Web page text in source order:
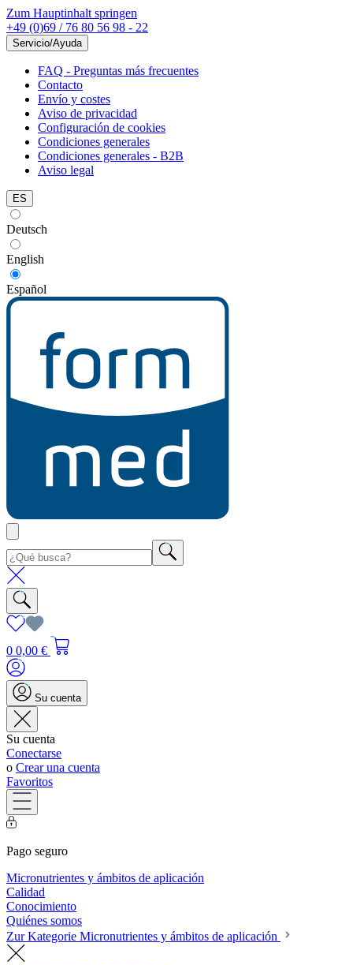
Zum Hauptinhalt springen
+49 (0)69 / 76 80 56 98 - 22
Servicio/Ayuda
FAQ - Preguntas más frecuentes
Contacto
Envío y costes
Aviso de privacidad
Configuración de cookies
Condiciones generales
Condiciones generales - B2B
Aviso legal
ES
Deutsch
English
Español
0 0,00 €
Su cuenta
Su cuenta
Conectarse
o Crear una cuenta
Favoritos
Pago seguro
Micronutrientes y ámbitos de aplicación
Calidad
Conocimiento
Quiénes somos
Zur Kategorie Micronutrientes y ámbitos de aplicación